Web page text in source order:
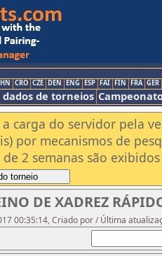
CRO CZE DEN ENG ESP FAI FIN FRA GER
dados de torneios
carga do servidor pela
por mecanismos de
2 semanas são
DE XADREZ
00:35:14, Criado por / Última